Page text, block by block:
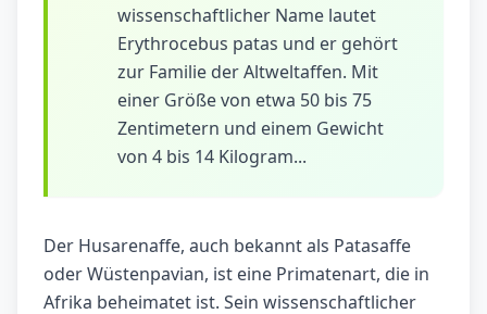
wissenschaftlicher Name lautet
Erythrocebus patas und er gehört
zur Familie der Altweltaffen. Mit
einer Größe von etwa 50 bis 75
Zentimetern und einem Gewicht
von 4 bis 14 Kilogram...
Der Husarenaffe, auch bekannt als Patasaffe
oder Wüstenpavian, ist eine Primatenart, die in
Afrika beheimatet ist. Sein wissenschaftlicher